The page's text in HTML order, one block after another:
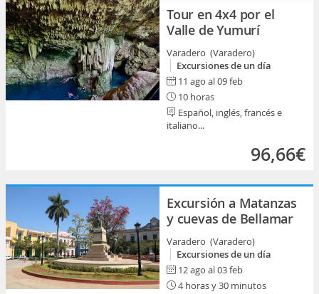
Tour en 4x4 por el
Valle de Yumurí
Varadero (Varadero)
Excursiones de un día
11 ago al 09 feb
10 horas
Español, inglés, francés e
italiano...
96,66€
Excursión a Matanzas
y cuevas de Bellamar
Varadero (Varadero)
Excursiones de un día
12 ago al 03 feb
4 horas y 30 minutos